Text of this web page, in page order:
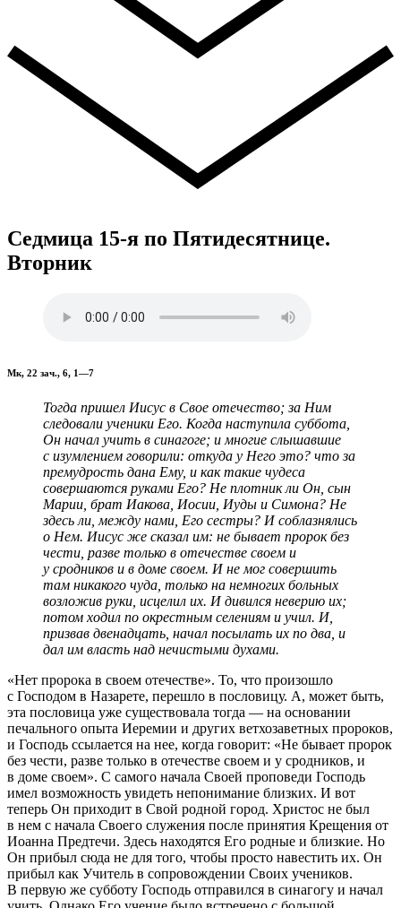
Седмица 15-я по Пятидесятнице.
Вторник
Мк, 22 зач., 6, 1—7
Тогда пришел Иисус в Свое отечество; за Ним
следовали ученики Его. Когда наступила суббота,
Он начал учить в синагоге; и многие слышавшие
с изумлением говорили: откуда у Него это? что за
премудрость дана Ему, и как такие чудеса
совершаются руками Его? Не плотник ли Он, сын
Марии, брат Иакова, Иосии, Иуды и Симона? Не
здесь ли, между нами, Его сестры? И соблазнялись
о Нем. Иисус же сказал им: не бывает пророк без
чести, разве только в отечестве своем и
у сродников и в доме своем. И не мог совершить
там никакого чуда, только на немногих больных
возложив руки, исцелил их. И дивился неверию их;
потом ходил по окрестным селениям и учил. И,
призвав двенадцать, начал посылать их по два, и
дал им власть над нечистыми духами.
«Нет пророка в своем отечестве». То, что произошло
с Господом в Назарете, перешло в пословицу. А, может быть,
эта пословица уже существовала тогда — на основании
печального опыта Иеремии и других ветхозаветных пророков,
и Господь ссылается на нее, когда говорит: «Не бывает пророк
без чести, разве только в отечестве своем и у сродников, и
в доме своем». С самого начала Своей проповеди Господь
имел возможность увидеть непонимание близких. И вот
теперь Он приходит в Свой родной город. Христос не был
в нем с начала Своего служения после принятия Крещения от
Иоанна Предтечи. Здесь находятся Его родные и близкие. Но
Он прибыл сюда не для того, чтобы просто навестить их. Он
прибыл как Учитель в сопровождении Своих учеников.
В первую же субботу Господь отправился в синагогу и начал